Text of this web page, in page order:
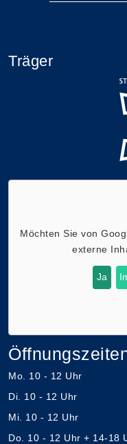
Träger
Möchten Sie von
externe
Ja
Mo. 10 - 12 Uhr
Di. 10 - 12 Uhr
Mi. 10 - 12 Uhr
Do. 10 - 12 Uhr + 14-18